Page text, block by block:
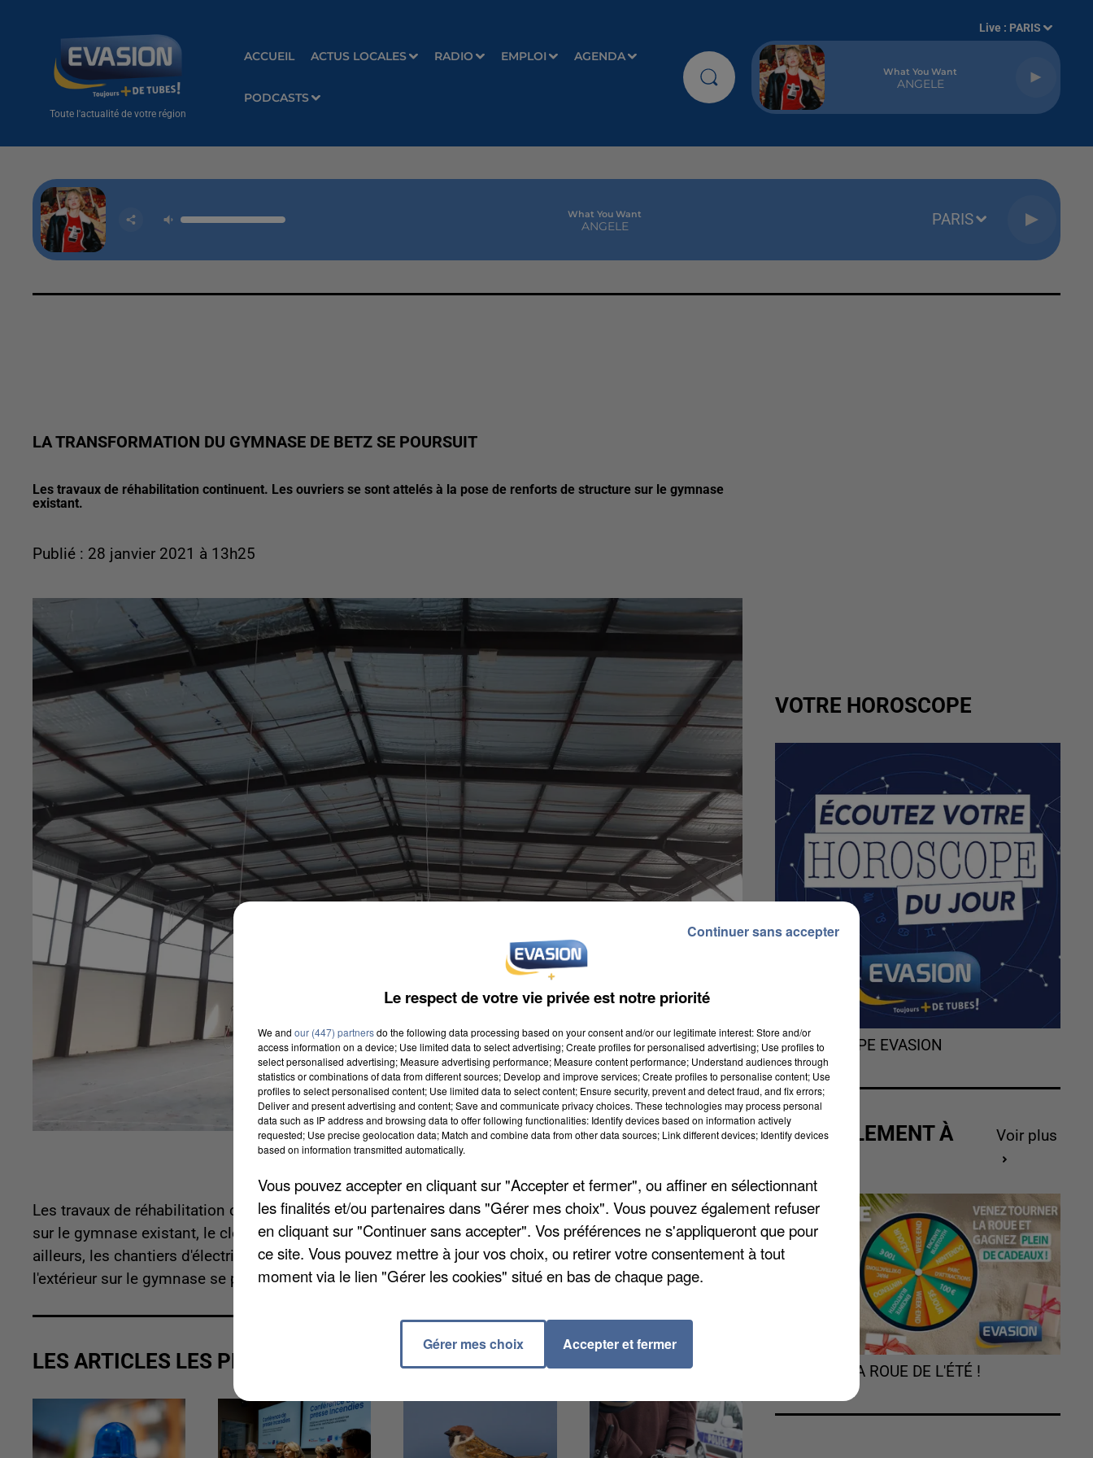
Toute l'actualité de votre région
ACCUEIL ACTUS LOCALES RADIO EMPLOI AGENDA
PODCASTS
Live : PARIS
What You Want
ANGELE
What You Want
ANGELE PARIS
LA TRANSFORMATION DU GYMNASE DE BETZ SE POURSUIT
Les travaux de réhabilitation continuent. Les ouvriers se sont attelés à la pose de renforts de structure sur le gymnase
existant.
Publié : 28 janvier 2021 à 13h25
Les travaux de réhabilitation continuent. Les ouvriers se sont attelés à la pose de renforts de structure
sur le gymnase existant, le cloisonnement des locaux annexes, ou encore les travaux de carrelage. Par
ailleurs, les chantiers d'électricité dans les bâtiments proches ou encore d'isolation thermique par
l'extérieur sur le gymnase se poursuivent.
LES ARTICLES LES PLUS VUS
VOTRE HOROSCOPE
L'HOROSCOPE EVASION
ACTUELLEMENT À
Voir plus
TOURNEZ LA ROUE DE L'ÉTÉ !
Le respect de votre vie privée est notre priorité
We and our (447) partnersdo the following data processing based on your consent and/or our legitimate interest: Store and/or
access information on a device; Use limited data to select advertising; Create profiles for personalised advertising; Use profiles to
select personalised advertising; Measure advertising performance; Measure content performance; Understand audiences through
statistics or combinations of data from different sources; Develop and improve services; Create profiles to personalise content; Use
profiles to select personalised content; Use limited data to select content; Ensure security, prevent and detect fraud, and fix errors;
Deliver and present advertising and content; Save and communicate privacy choices. These technologies may process personal
data such as IP address and browsing data to offer following functionalities: Identify devices based on information actively
requested; Use precise geolocation data; Match and combine data from other data sources; Link different devices; Identify devices
based on information transmitted automatically.
Vous pouvez accepter en cliquant sur "Accepter et fermer", ou affiner en sélectionnant
les finalités et/ou partenaires dans "Gérer mes choix". Vous pouvez également refuser
en cliquant sur "Continuer sans accepter". Vos préférences ne s'appliqueront que pour
ce site. Vous pouvez mettre à jour vos choix, ou retirer votre consentement à tout
moment via le lien "Gérer les cookies" situé en bas de chaque page.
Gérer mes choix Accepter et fermer
Continuer sans accepter